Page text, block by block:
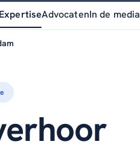
ExpertiseAdvocatenIn de media